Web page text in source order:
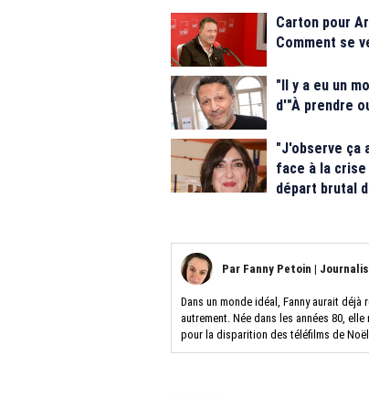
Carton pour
Comment se
"Il y a eu un
d'"À prendre
"J'observe ça
face à la
départ brutal
Par Fanny Petoin |
Dans un monde idéal, Fanny aurait
autrement. Née dans les années 80,
pour la disparition des téléfilms de